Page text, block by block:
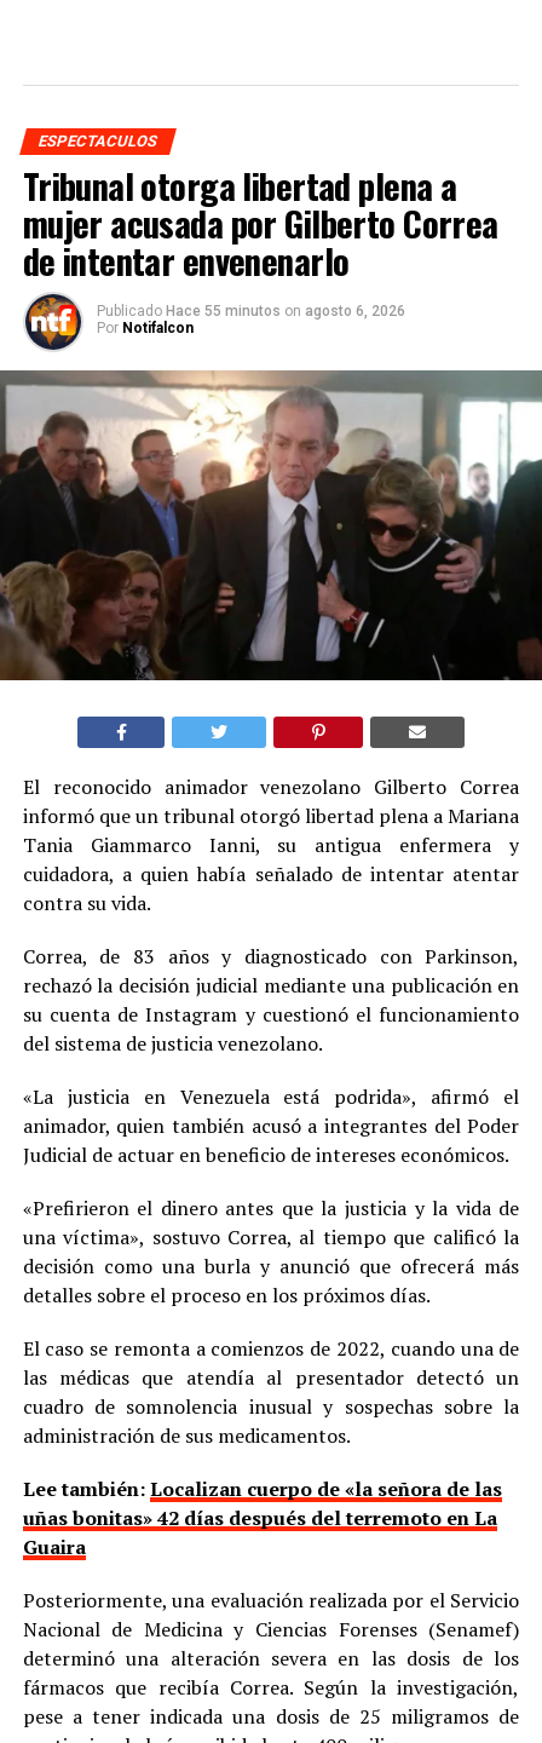
ESPECTACULOS
Tribunal otorga libertad plena a
mujer acusada por Gilberto Correa
de intentar envenenarlo
Publicado Hace 55 minutos on agosto 6, 2026
Por Notifalcon
El reconocido animador venezolano Gilberto Correa
informó que un tribunal otorgó libertad plena a Mariana
Tania Giammarco Ianni, su antigua enfermera y
cuidadora, a quien había señalado de intentar atentar
contra su vida.
Correa, de 83 años y diagnosticado con Parkinson,
rechazó la decisión judicial mediante una publicación en
su cuenta de Instagram y cuestionó el funcionamiento
del sistema de justicia venezolano.
«La justicia en Venezuela está podrida», afirmó el
animador, quien también acusó a integrantes del Poder
Judicial de actuar en beneficio de intereses económicos.
«Prefirieron el dinero antes que la justicia y la vida de
una víctima», sostuvo Correa, al tiempo que calificó la
decisión como una burla y anunció que ofrecerá más
detalles sobre el proceso en los próximos días.
El caso se remonta a comienzos de 2022, cuando una de
las médicas que atendía al presentador detectó un
cuadro de somnolencia inusual y sospechas sobre la
administración de sus medicamentos.
Lee también:Localizan cuerpo de «la señora de las
uñas bonitas» 42 días después del terremoto en La
Guaira
Posteriormente, una evaluación realizada por el Servicio
Nacional de Medicina y Ciencias Forenses (Senamef)
determinó una alteración severa en las dosis de los
fármacos que recibía Correa. Según la investigación,
pese a tener indicada una dosis de 25 miligramos de